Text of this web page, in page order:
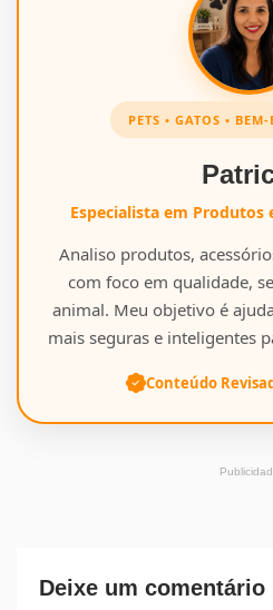
PETS • GATOS •
Especialista em Produtos
Analiso produtos,
com foco em qualidade,
animal. Meu objetivo é
mais seguras e inteligentes
Conteúdo
Deixe um comentário